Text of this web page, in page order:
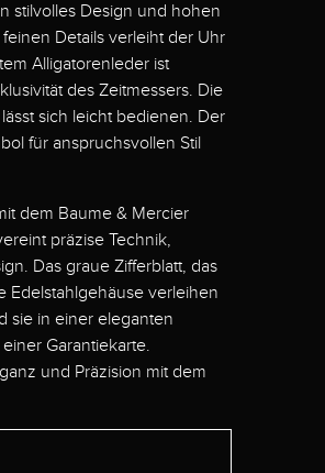
stilvolles Design und hohen
Details verleiht der Uhr
Alligatorenleder ist
des Zeitmessers. Die
sich leicht bedienen. Der
für anspruchsvollen Stil
dem Baume & Mercier
präzise Technik,
Das graue Zifferblatt, das
Edelstahlgehäuse verleihen
sie in einer eleganten
Garantiekarte.
und Präzision mit dem